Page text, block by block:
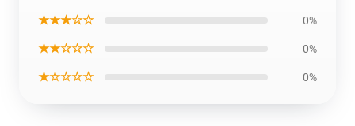
★★★☆☆ 0%
★★☆☆☆ 0%
★☆☆☆☆ 0%